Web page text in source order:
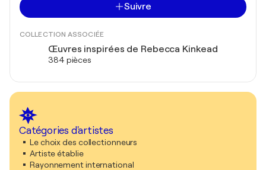
Suivre
COLLECTION ASSOCIÉE
Œuvres inspirées de Rebecca Kinkead
384 pièces
Catégories d'artistes
Le choix des collectionneurs
Artiste établie
Rayonnement international